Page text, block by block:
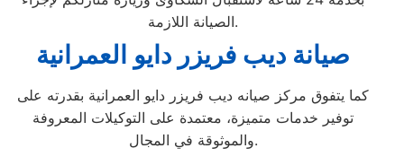
الصيانة اللازمة.
صيانة ديب فريزر دايو العمرانية
كما يتفوق مركز صيانه ديب فريزر دايو العمرانية بقدرته على
توفير خدمات متميزة، معتمدة على التوكيلات المعروفة
والموثوقة في المجال.